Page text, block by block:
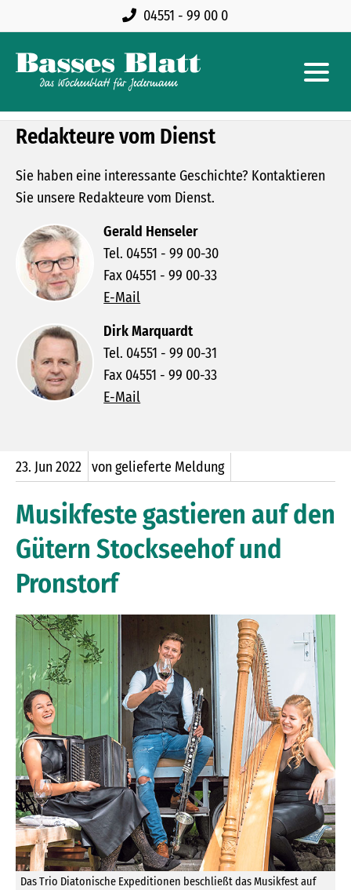
04551 - 99 00 0
Redakteure vom Dienst
Sie haben eine interessante Geschichte? Kontaktieren
Sie unsere Redakteure vom Dienst.
Gerald Henseler
Tel. 04551 - 99 00-30
Fax 04551 - 99 00-33
E-Mail
Dirk Marquardt
Tel. 04551 - 99 00-31
Fax 04551 - 99 00-33
E-Mail
23. Jun2022 von gelieferte Meldung
Musikfeste gastieren auf den
Gütern Stockseehof und
Pronstorf
Das Trio Diatonische Expeditionen beschließt das Musikfest auf